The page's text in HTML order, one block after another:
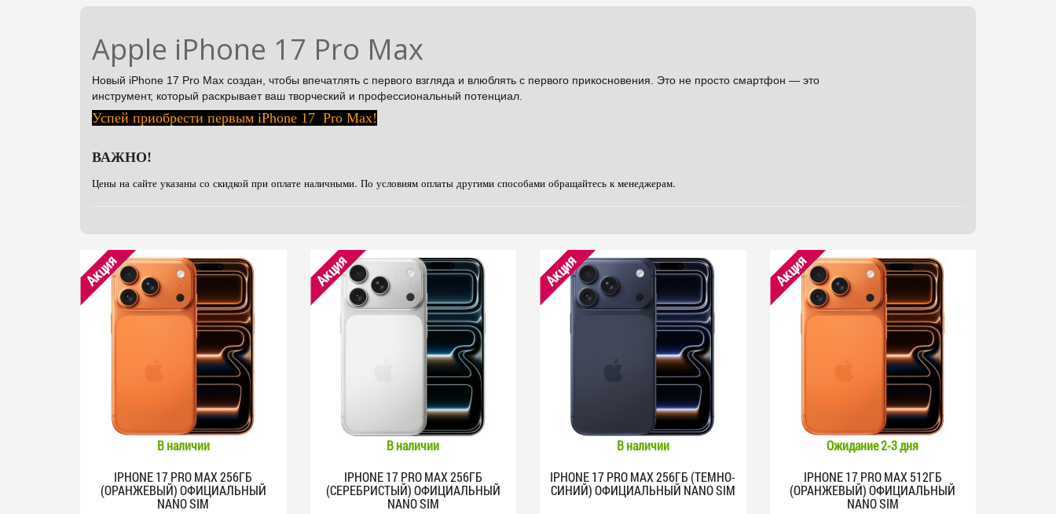
Apple iPhone 17 Pro Max
Новый iPhone 17 Pro Max создан, чтобы впечатлять с первого взгляда и влюблять с первого прикосновения. Это не просто смартфон — это
инструмент, который раскрывает ваш творческий и профессиональный потенциал.
Успей приобрести первым iPhone 17 Pro Max!
ВАЖНО!
Цены на сайте указаны со скидкой при оплате наличными. По условиям оплаты другими способами обращайтесь к менеджерам.
Акция
В наличии
IPHONE 17 PRO MAX 256ГБ
(ОРАНЖЕВЫЙ) ОФИЦИАЛЬНЫЙ
NANO SIM
Акция
В наличии
IPHONE 17 PRO MAX 256ГБ
(СЕРЕБРИСТЫЙ) ОФИЦИАЛЬНЫЙ
NANO SIM
Акция
В наличии
IPHONE 17 PRO MAX 256ГБ (ТЕМНО-
СИНИЙ) ОФИЦИАЛЬНЫЙ NANO SIM
Акция
Ожидание 2-3 дня
IPHONE 17 PRO MAX 512ГБ
(ОРАНЖЕВЫЙ) ОФИЦИАЛЬНЫЙ
NANO SIM